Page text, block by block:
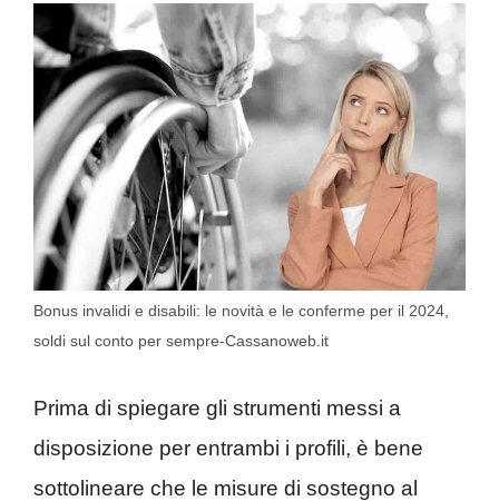
Bonus invalidi e disabili: le novità e le conferme per il 2024,
soldi sul conto per sempre-Cassanoweb.it
Prima di spiegare gli strumenti messi a
disposizione per entrambi i profili, è bene
sottolineare che le misure di sostegno al